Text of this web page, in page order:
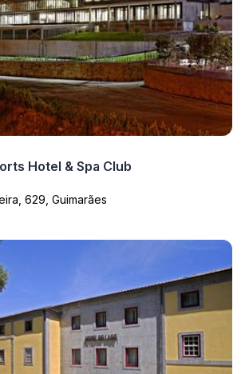
Hotel & Spa Club
629, Guimarães